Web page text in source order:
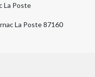
La Poste
La Poste 87160